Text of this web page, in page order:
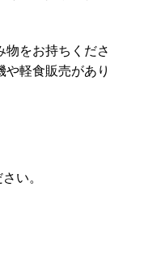
をお持ちくださ
軽食販売があり
い。